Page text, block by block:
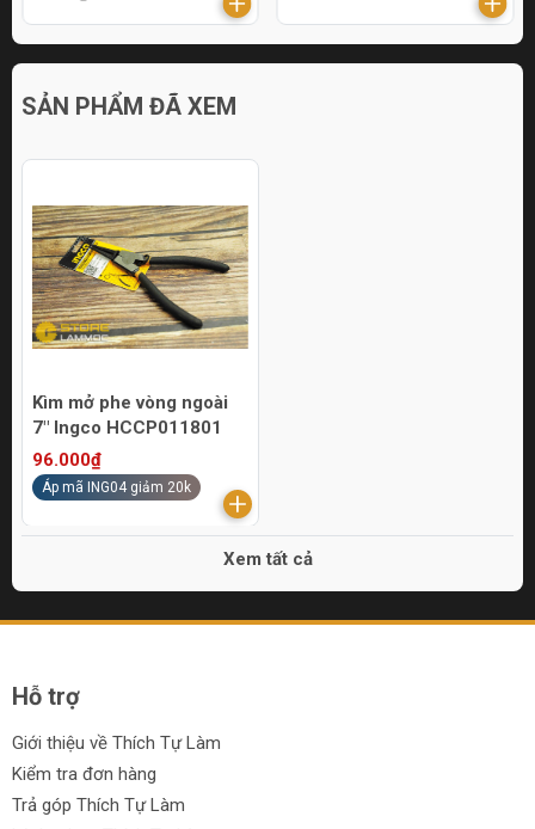
SẢN PHẨM ĐÃ XEM
Kìm mở phe vòng ngoài
7" Ingco HCCP011801
96.000₫
Áp mã ING04 giảm 20k
Xem tất cả
Hỗ trợ
Giới thiệu về Thích Tự Làm
Kiểm tra đơn hàng
Trả góp Thích Tự Làm